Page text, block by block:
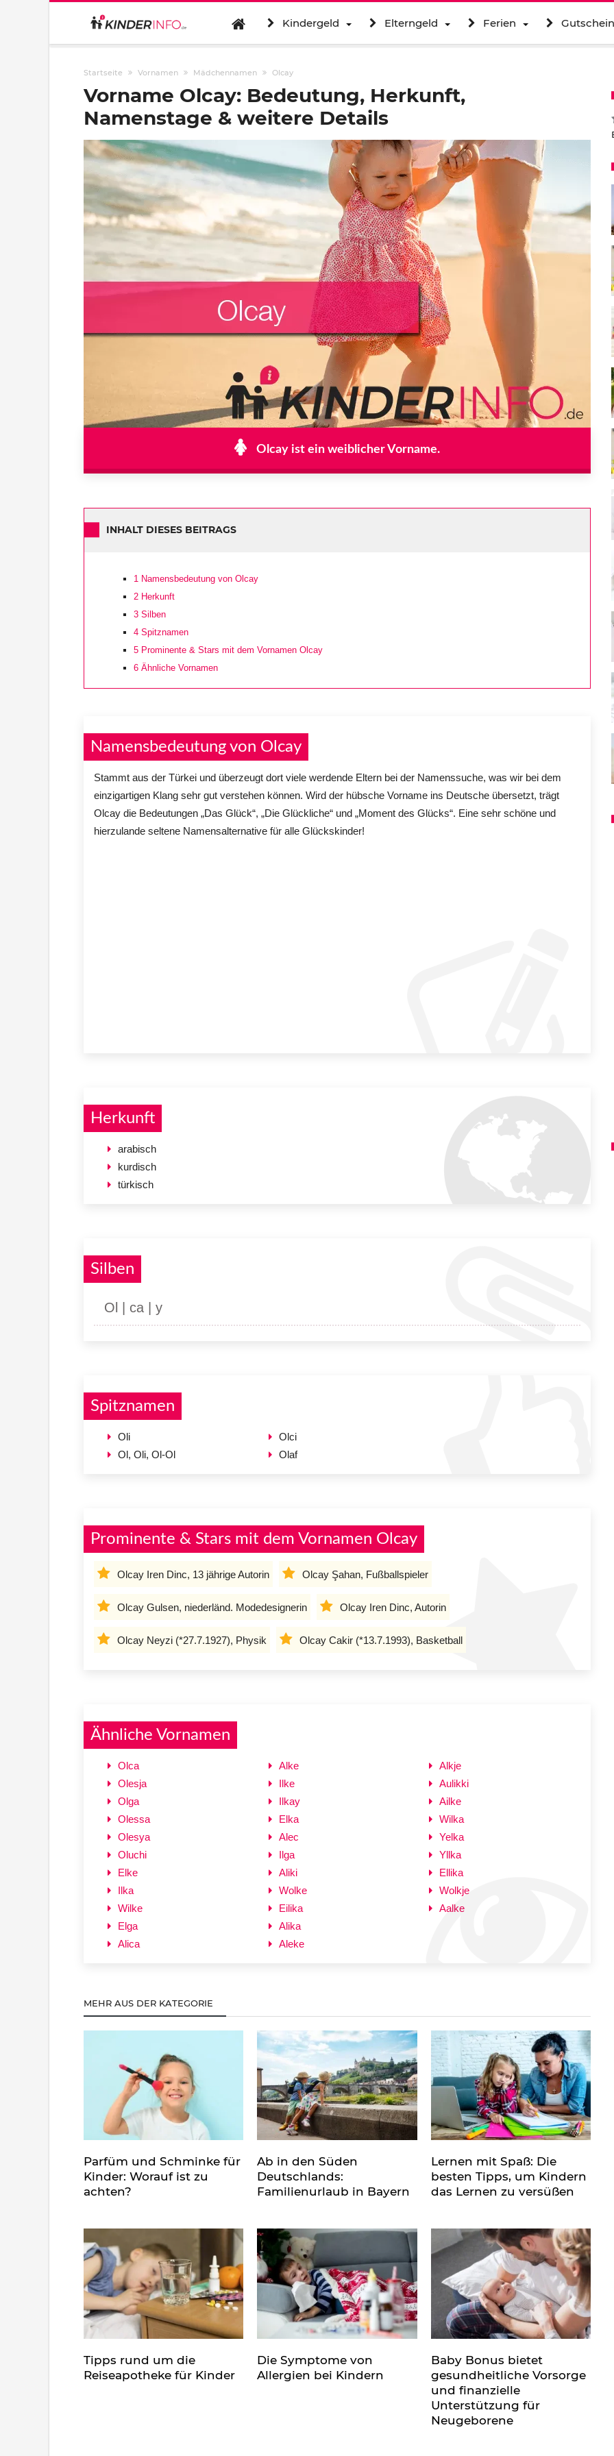
Kindergeld Elterngeld Ferien
Startseite Vornamen Mädchennamen Olcay
Vorname Olcay: Bedeutung, Herkunft,
Namenstage & weitere Details
Olcay ist ein weiblicher Vorname.
INHALT DIESES BEITRAGS
1 Namensbedeutung von Olcay
2 Herkunft
3 Silben
4 Spitznamen
5 Prominente & Stars mit dem Vornamen Olcay
6 Ähnliche Vornamen
Namensbedeutung von Olcay
Stammt aus der Türkei und überzeugt dort viele werdende Eltern bei der Namenssuche, was wir bei dem
einzigartigen Klang sehr gut verstehen können. Wird der hübsche Vorname ins Deutsche übersetzt, trägt
Olcay die Bedeutungen „Das Glück“, „Die Glückliche“ und „Moment des Glücks“. Eine sehr schöne und
hierzulande seltene Namensalternative für alle Glückskinder!
Herkunft
arabisch
kurdisch
türkisch
Silben
Ol | ca | y
Spitznamen
Oli
Ol, Oli, Ol-Ol
Olci
Olaf
Prominente & Stars mit dem Vornamen Olcay
Olcay Iren Dinc, 13 jährige Autorin Olcay Şahan, Fußballspieler
Olcay Gulsen, niederländ. Modedesignerin Olcay Iren Dinc, Autorin
Olcay Neyzi (*27.7.1927), Physik Olcay Cakir (*13.7.1993), Basketball
Ähnliche Vornamen
Olca
Olesja
Olga
Olessa
Olesya
Oluchi
Elke
Ilka
Wilke
Elga
Alica
Alke
Ilke
Ilkay
Elka
Alec
Ilga
Aliki
Wolke
Eilika
Alika
Aleke
Alkje
Aulikki
Ailke
Wilka
Yelka
Yllka
Ellika
Wolkje
Aalke
MEHR AUS DER KATEGORIE
Parfüm und Schminke für
Kinder: Worauf ist zu
achten?
Ab in den Süden
Deutschlands:
Familienurlaub in Bayern
Lernen mit Spaß: Die
besten Tipps, um Kindern
das Lernen zu versüßen
Tipps rund um die
Reiseapotheke für Kinder
Die Symptome von
Allergien bei Kindern
Baby Bonus bietet
gesundheitliche Vorsorge
und finanzielle
Unterstützung für
Neugeborene